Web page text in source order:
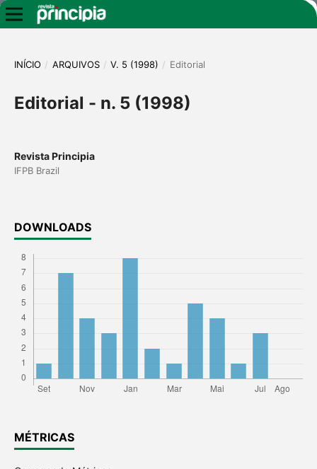
INÍCIO / ARQUIVOS / V. 5 (1998) / Editorial
Editorial - n. 5 (1998)
Revista Principia
IFPB Brazil
DOWNLOADS
MÉTRICAS